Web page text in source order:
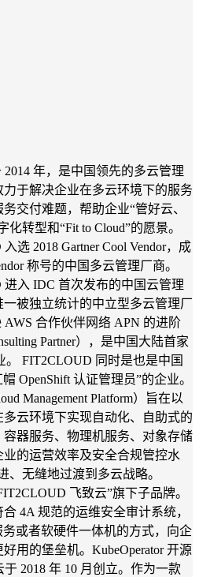
年，是中国领先的多云管理
于解决企业在多云环境下的服务
交付难题，帮助企业“管好云、
转型和“Fit to Cloud”的愿景。
选 2018 Gartner Cool Vendor，成
称号的中国多云管理厂商。
进入 IDC 首次发布的中国云管理
被独立统计的中立型多云管理厂
合作伙伴网络 APN 的进阶
Partner），是中国大陆首家
。 FIT2CLOUD 同时是也是中国
OpenShift 认证管理员”的企业。
Management Platform）旨在以
云环境下实现自动化、自助式的
器服务、物理机服务、对象存储
的运营效率及安全合规管控水
、无缝地过渡到多云战略。
飞致云”旗下子品牌。
4A 规范的运维安全审计系统，
务或者软硬件一体机的方式，向企
用的堡垒机。KubeOperator 开源
2018 年 10 月创立。作为一款